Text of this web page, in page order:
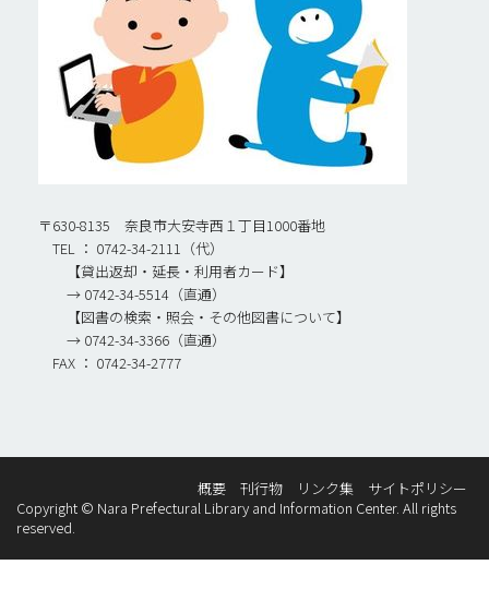
〒630-8135 奈良市大安寺西１丁目1000番地
TEL ： 0742-34-2111（代）
【貸出返却・延長・利用者カード】
→ 0742-34-5514（直通）
【図書の検索・照会・その他図書について】
→ 0742-34-3366（直通）
FAX ： 0742-34-2777
概要 刊行物 リンク集
サイトポリシー
Copyright © Nara Prefectural Library and Information Center. All rights
reserved.